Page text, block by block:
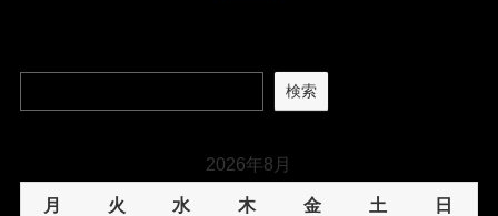
検索
2026年8月
月 火 水 木 金 土 日